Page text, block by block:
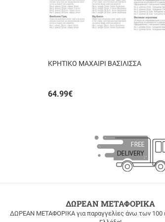
ΚΡΗΤΙΚΟ ΜΑΧΑΙΡΙ ΒΑΣΙΛΙΣΣΑ
64.99€
ΔΩΡΕΑΝ ΜΕΤΑΦΟΡΙΚΑ
ΔΩΡΕΑΝ ΜΕΤΑΦΟΡΙΚΑ για παραγγελίες άνω των 100